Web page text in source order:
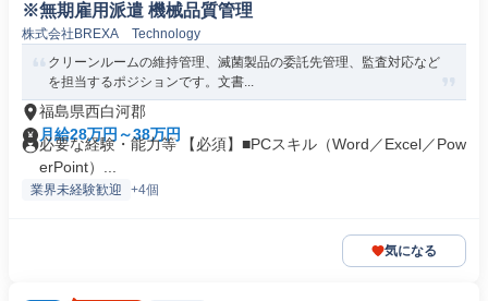
※無期雇用派遣 機械品質管理
株式会社BREXA Technology
クリーンルームの維持管理、滅菌製品の委託先管理、監査対応など
を担当するポジションです。文書...
福島県西白河郡
月給28万円～38万円
必要な経験・能力等 【必須】■PCスキル（Word／Excel／Pow
erPoint）...
業界未経験歓迎 +4個
気になる